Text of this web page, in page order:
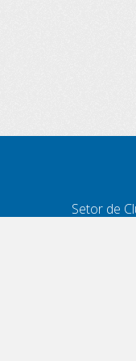
Setor de